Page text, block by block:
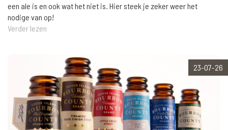
een ale is en ook wat het niet is. Hier steek je zeker weer het
nodige van op!
Verder lezen
23-07-26